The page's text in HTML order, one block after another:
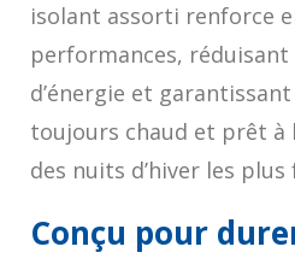
isolant assorti renforce
performances,
d’énergie et
toujours chaud et prêt à
des nuits d’hiver les plus
Conçu pour